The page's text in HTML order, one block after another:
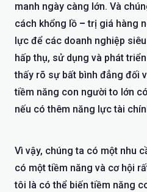
manh ngày càng lớn. Và
cách khổng lồ – trị giá hàng
lực để các doanh nghiệp
hấp thụ, sử dụng và phát
thấy rõ sự bất bình đẳng đối
tiềm năng con người to lớn
nếu có thêm năng lực tài
Vì vậy, chúng ta có một nhu
có một tiềm năng và cơ hội
tôi là có thể biến tiềm năng